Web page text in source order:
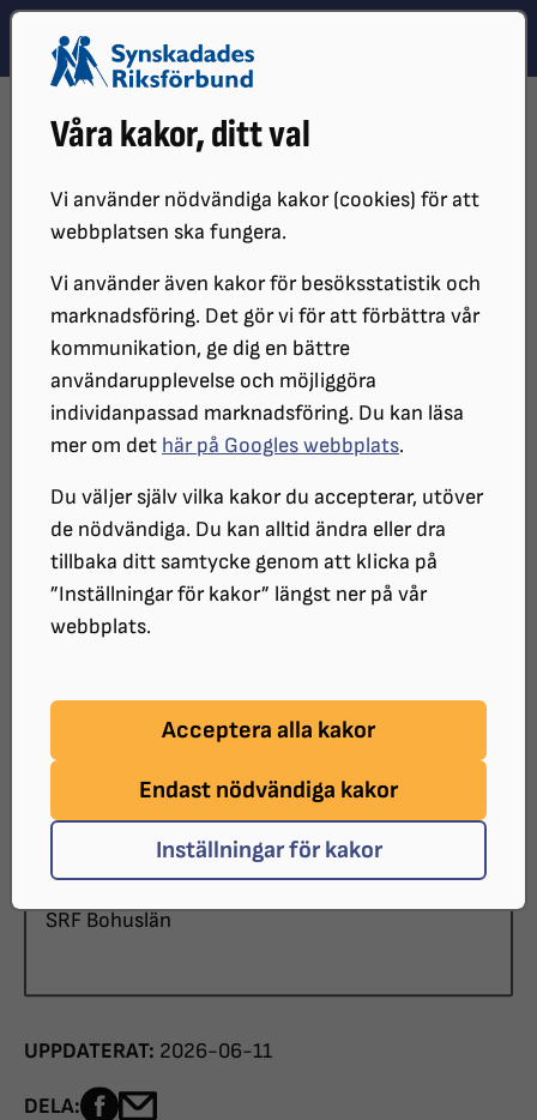
Våra kakor, ditt val
Vi använder nödvändiga kakor (cookies) för att
webbplatsen ska fungera.
Vi använder även kakor för besöksstatistik och
marknadsföring. Det gör vi för att förbättra vår
kommunikation, ge dig en bättre
användarupplevelse och möjliggöra
individanpassad marknadsföring. Du kan läsa
mer om det här på Googles webbplats.
Du väljer själv vilka kakor du accepterar, utöver
de nödvändiga. Du kan alltid ändra eller dra
tillbaka ditt samtycke genom att klicka på
”Inställningar för kakor” längst ner på vår
webbplats.
Acceptera alla kakor
Endast nödvändiga kakor
Inställningar för kakor
Hoppa till innehåll
Hoppa till hitta snabbt
DISTRIKT
SRF BOHUSLÄN
KALENDARIUM
Musikfest på Vara Konserthus
– Sven-Ingvars
Mer information kommer inom kort
2026-10-02 klockan 19:00 - 21:00
PLATS:
Vara konserthus
ARRANGÖR:
SRF Bohuslän
UPPDATERAT: 2026-06-11
DELA: Dela sidan på Facebook